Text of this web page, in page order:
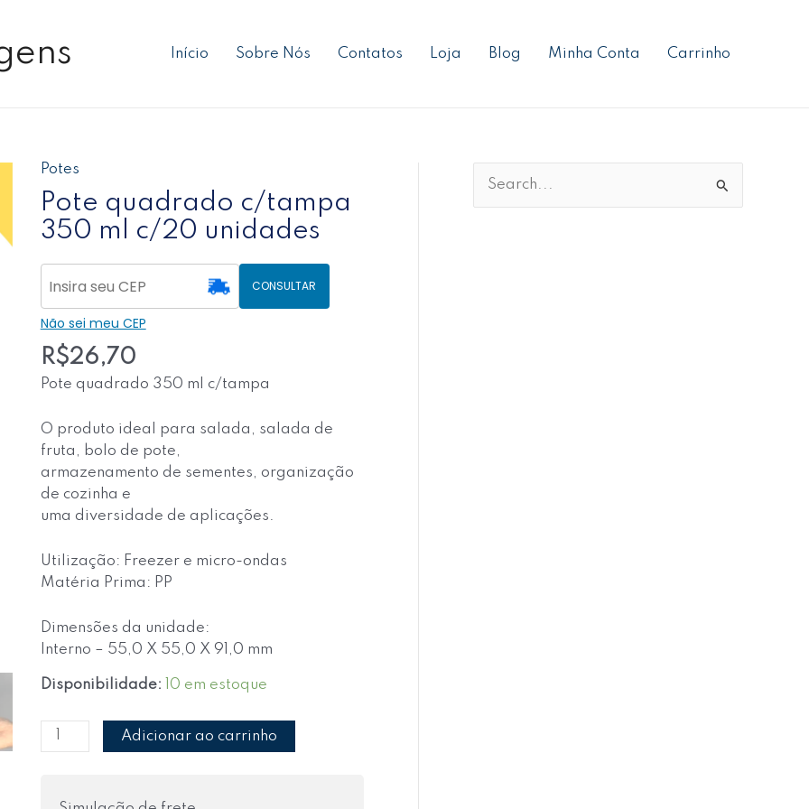
Início Sobre Nós Contatos Loja Blog Minha Conta Carrinho
Potes
Pote quadrado c/tampa
350 ml c/20 unidades
CONSULTAR
Não sei meu CEP
R$26,70
Pote quadrado 350 ml c/tampa
O produto ideal para salada, salada de
fruta, bolo de pote,
armazenamento de sementes, organização
de cozinha e
uma diversidade de aplicações.
Utilização: Freezer e micro-ondas
Matéria Prima: PP
Dimensões da unidade:
Interno – 55,0 X 55,0 X 91,0 mm
Disponibilidade: 10 em estoque
Pote
quadrado
c/tampa
350
c/20
quantidade
Adicionar ao carrinho